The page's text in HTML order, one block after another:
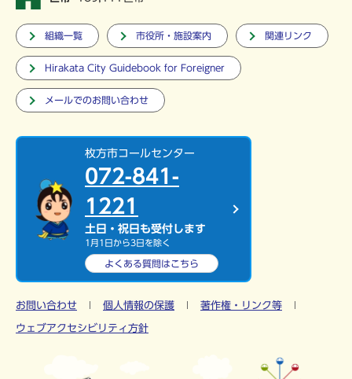
組織一覧 市役所・施設案内 関連リンク
Hirakata City Guidebook for Foreigner
メールでのお問い合わせ
枚方市コールセンター
072-841-
1221
土日・祝日も受付します
1月1日から3日を除く
よくある質問はこちら
お問い合わせ 個人情報の保護 著作権・リンク等
ウェブアクセシビリティ方針